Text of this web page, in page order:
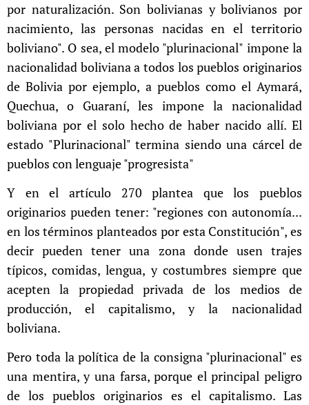
por naturalización. Son bolivianas y bolivianos por
nacimiento, las personas nacidas en el territorio
boliviano". O sea, el modelo "plurinacional" impone la
nacionalidad boliviana a todos los pueblos originarios
de Bolivia por ejemplo, a pueblos como el Aymará,
Quechua, o Guaraní, les impone la nacionalidad
boliviana por el solo hecho de haber nacido allí. El
estado "Plurinacional" termina siendo una cárcel de
pueblos con lenguaje "progresista"
Y en el artículo 270 plantea que los pueblos
originarios pueden tener: "regiones con autonomía...
en los términos planteados por esta Constitución", es
decir pueden tener una zona donde usen trajes
típicos, comidas, lengua, y costumbres siempre que
acepten la propiedad privada de los medios de
producción, el capitalismo, y la nacionalidad
boliviana.
Pero toda la política de la consigna "plurinacional" es
una mentira, y una farsa, porque el principal peligro
de los pueblos originarios es el capitalismo. Las